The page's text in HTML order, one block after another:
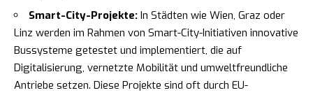
Smart-City-Projekte: In Städten wie Wien, Graz oder
Linz werden im Rahmen von Smart-City-Initiativen innovative
Bussysteme getestet und implementiert, die auf
Digitalisierung, vernetzte Mobilität und umweltfreundliche
Antriebe setzen. Diese Projekte sind oft durch EU-